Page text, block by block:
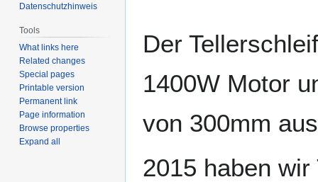
Der
1400W Motor
von 300mm
2015 haben
Datenschutzhinweis
Tools
What links here
Related changes
Special pages
Printable version
Permanent link
Page information
Browse properties
Expand all